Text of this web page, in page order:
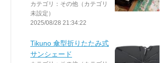
カテゴリ：その他（カテゴリ
未設定）
2025/08/28 21:34:22
Tikuno 傘型折りたたみ式
サンシェード